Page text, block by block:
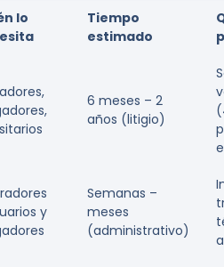
lo
Tiempo
estimado
6 meses – 2
años (litigio)
y
Semanas –
meses
(administrativo)